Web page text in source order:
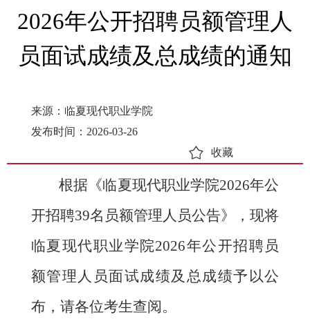
2026年公开招聘员额管理人
员面试成绩及总成绩的通知
来源：临夏现代职业学院
发布时间：2026-03-26
收藏
根据《临夏现代职业学院2026年公
开招聘39名 员额管理人员公告》，现将
临夏现代职业学院2026年公开招聘员
额管理人员面试成绩及总成绩予以公
布，请各位考生查阅。